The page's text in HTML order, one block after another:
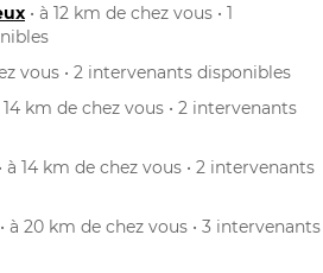
• à 12 km de chez vous • 1
vous • 2 intervenants disponibles
14 km de chez vous • 2 intervenants
• à 14 km de chez vous • 2 intervenants
• à 20 km de chez vous • 3 intervenants